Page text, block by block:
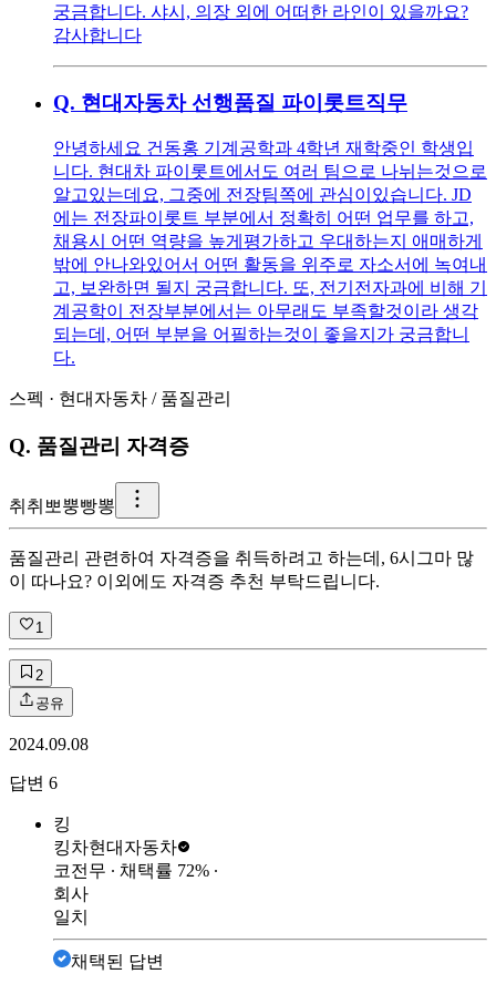
궁금합니다. 샤시, 의장 외에 어떠한 라인이 있을까요?
감사합니다
Q. 현대자동차 선행품질 파이롯트직무
안녕하세요 건동홍 기계공학과 4학년 재학중인 학생입
니다. 현대차 파이롯트에서도 여러 팀으로 나뉘는것으로
알고있는데요, 그중에 전장팀쪽에 관심이있습니다. JD
에는 전장파이롯트 부분에서 정확히 어떤 업무를 하고,
채용시 어떤 역량을 높게평가하고 우대하는지 애매하게
밖에 안나와있어서 어떤 활동을 위주로 자소서에 녹여내
고, 보완하면 될지 궁금합니다. 또, 전기전자과에 비해 기
계공학이 전장부분에서는 아무래도 부족할것이라 생각
되는데, 어떤 부분을 어필하는것이 좋을지가 궁금합니
다.
스펙 · 현대자동차 / 품질관리
Q. 품질관리 자격증
취 취뽀뿡빵뽕
품질관리 관련하여 자격증을 취득하려고 하는데, 6시그마 많
이 따나요? 이외에도 자격증 추천 부탁드립니다.
1
2
공유
2024.09.08
답변 6
킹
킹차현대자동차
코전무 ∙ 채택률 72% ∙
회사
일치
채택된 답변